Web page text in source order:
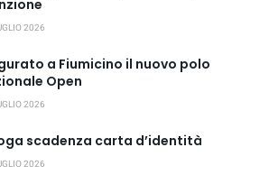
2026
a Fiumicino il nuovo polo
Open
2026
scadenza carta d’identità
2026